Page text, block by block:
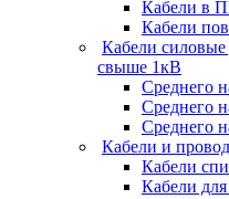
Кабели в
Кабели
Кабели силовые
свыше 1кВ
Среднего
Среднего
Среднего
Кабели и
Кабели
Кабели